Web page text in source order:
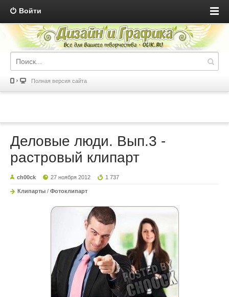
Войти
Полная версия сайта
Деловые люди. Вып.3 -
растровый клипарт
ch00ck 27 ноября 2012 1 737
Клипарты / Фотоклипарт